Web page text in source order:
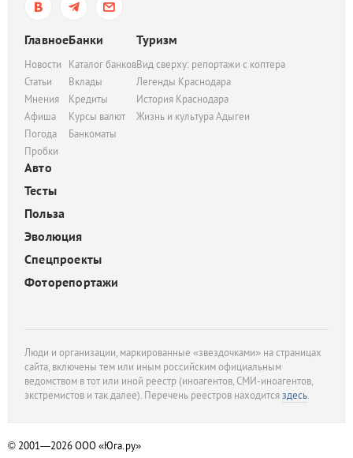
Главное
Новости
Статьи
Мнения
Афиша
Погода
Пробки
Банки
Каталог банков
Вклады
Кредиты
Курсы валют
Банкоматы
Туризм
Вид сверху: репортажи с коптера
Легенды Краснодара
История Краснодара
Жизнь и культура Адыгеи
Авто
Тесты
Польза
Эволюция
Спецпроекты
Фоторепортажи
Люди и организации, маркированные «звездочками» на страницах
сайта, включены тем или иным российским официальным
ведомством в тот или иной реестр (иноагентов, СМИ-иноагентов,
экстремистов и так далее). Перечень реестров находитсяздесь.
© 2001—2026ООО «Юга.ру»